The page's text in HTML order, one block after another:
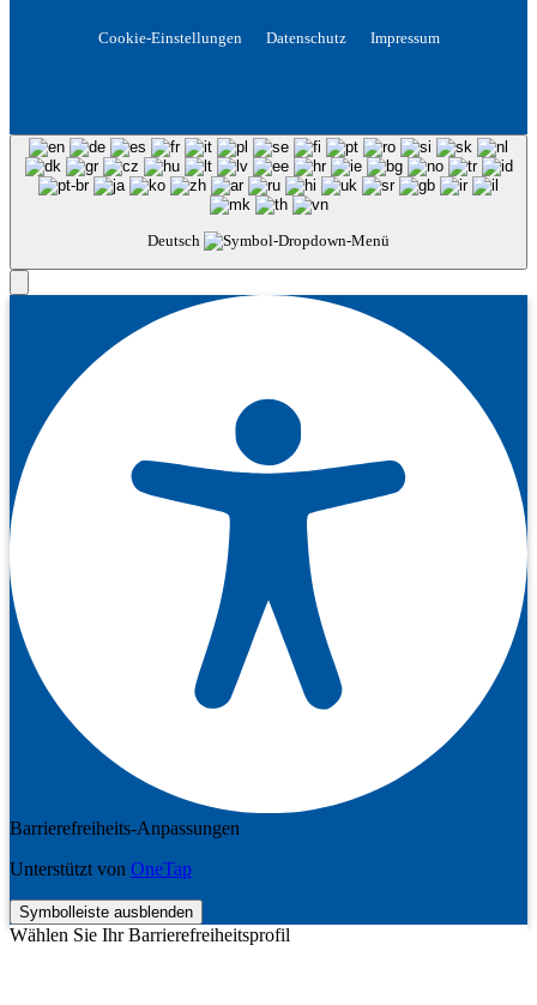
Cookie-Einstellungen Datenschutz Impressum
Deutsch
Barrierefreiheits-Anpassungen
Unterstützt von OneTap
Symbolleiste ausblenden
Wählen Sie Ihr Barrierefreiheitsprofil